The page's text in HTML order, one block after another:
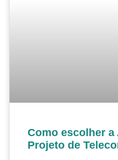
Como escolher a
Projeto de